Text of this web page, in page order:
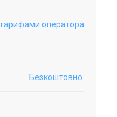
оператора
Безкоштовно